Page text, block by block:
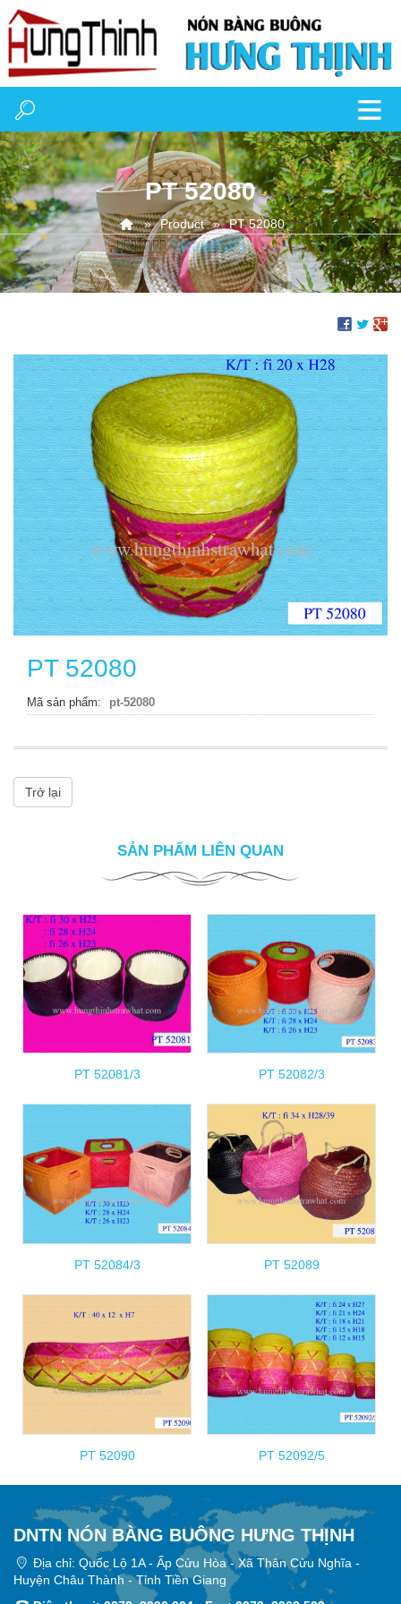
PT 52080
Product PT 52080
PT 52080
Mã sản phẩm pt-52080
Trở lại
SẢN PHẨM LIÊN QUAN
PT 52081/3 PT 52082/3
PT 52084/3 PT 52089
PT 52090 PT 52092/5
DNTN NÓN BÀNG BUÔNG HƯNG THỊNH
Địa chỉ: Quốc Lộ 1A - Ấp Cửu Hòa - Xã Thân Cửu Nghĩa -
Huyện Châu Thành - Tỉnh Tiền Giang